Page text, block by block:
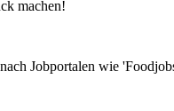
machen!
Jobportalen wie